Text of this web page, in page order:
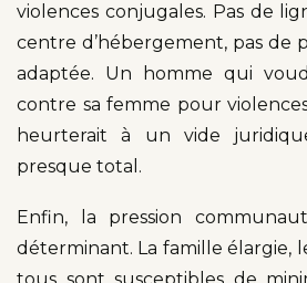
violences conjugales. Pas de
centre d’hébergement, pas de
adaptée. Un homme qui
contre sa femme pour
heurterait à un vide
presque total.
Enfin, la pression
déterminant. La famille élargie,